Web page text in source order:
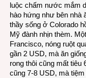
luộc chấm nước mắm
hào hứng như bên nhà
thầy sống ở Colorado
Mỹ đành nhịn thèm.
Francisco, nóng ruột
gần 2 USD, mà ăn
rong thôi cũng mất tiêu
cũng 7-8 USD, mà